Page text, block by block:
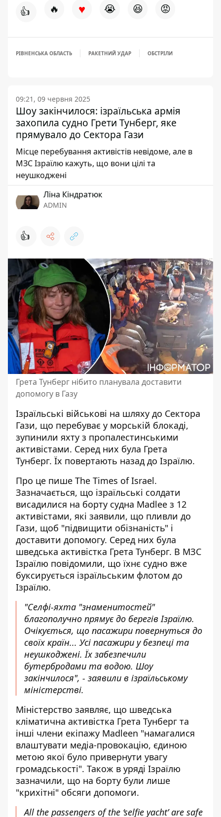
👍 🔥 ♥ 😭 😆 😡
РІВНЕНСЬКА ОБЛАСТЬ РАКЕТНИЙ УДАР ОБСТРІЛИ
09:21, 09 червня 2025
Шоу закінчилося: ізраїльська армія
захопила судно Грети Тунберг, яке
прямувало до Сектора Гази
Місце перебування активістів невідоме, але в
МЗС Ізраїлю кажуть, що вони цілі та
неушкоджені
Ліна Кіндратюк
ADMIN
👍
Грета Тунберг нібито планувала доставити
допомогу в Газу
Ізраїльські військові на шляху до Сектора
Гази, що перебуває у морській блокаді,
зупинили яхту з пропалестинськими
активістами. Серед них була Грета
Тунберг. Їх повертають назад до Ізраїлю.
Про це пише The Times of Israel.
Зазначається, що ізраїльські солдати
висадилися на борту судна Madlee з 12
активістами, які заявили, що пливли до
Гази, щоб "підвищити обізнаність" і
доставити допомогу. Серед них була
шведська активістка Грета Тунберг. В МЗС
Ізраїлю повідомили, що їхнє судно вже
буксирується ізраїльським флотом до
Ізраїлю.
"Селфі-яхта "знаменитостей"
благополучно прямує до берегів Ізраїлю.
Очікується, що пасажири повернуться до
своїх країн... Усі пасажири у безпеці та
неушкоджені. Їх забезпечили
бутербродами та водою. Шоу
закінчилося", - заявили в ізраїльському
міністерстві.
Міністерство заявляє, що шведська
кліматична активістка Грета Тунберг та
інші члени екіпажу Madleen "намагалися
влаштувати медіа-провокацію, єдиною
метою якої було привернути увагу
громадськості". Також в уряді Ізраїлю
зазначили, що на борту були лише
"крихітні" обсяги допомоги.
All the passengers of the ‘selfie yacht’ are safe